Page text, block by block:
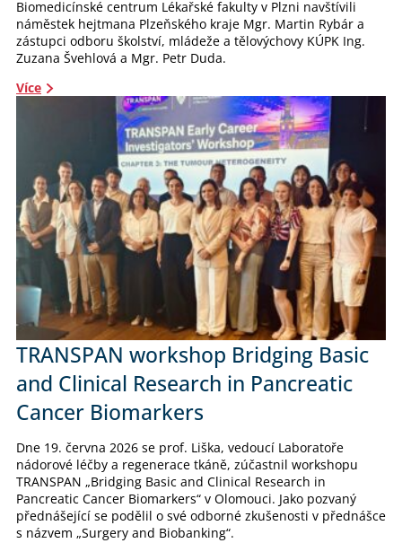
Biomedicínské centrum Lékařské fakulty v Plzni navštívili
náměstek hejtmana Plzeňského kraje Mgr. Martin Rybár a
zástupci odboru školství, mládeže a tělovýchovy KÚPK Ing.
Zuzana Švehlová a Mgr. Petr Duda.
Více
TRANSPAN workshop Bridging Basic
and Clinical Research in Pancreatic
Cancer Biomarkers
Dne 19. června 2026 se prof. Liška, vedoucí Laboratoře
nádorové léčby a regenerace tkáně, zúčastnil workshopu
TRANSPAN „Bridging Basic and Clinical Research in
Pancreatic Cancer Biomarkers“ v Olomouci. Jako pozvaný
přednášející se podělil o své odborné zkušenosti v přednášce
s názvem „Surgery and Biobanking“.